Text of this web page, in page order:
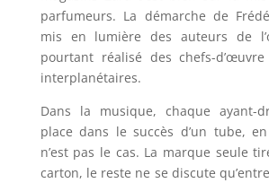
parfumeurs. La démarche de
mis en lumière des auteurs de
pourtant réalisé des chefs-
interplanétaires.
Dans la musique, chaque ayant-
place dans le succès d’un tube,
n’est pas le cas. La marque seule
carton, le reste ne se discute